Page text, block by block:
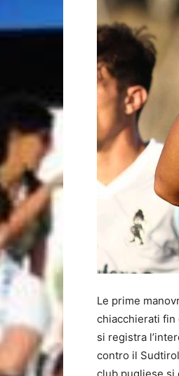
Le prime
chiacchierati fin
si registra
contro il